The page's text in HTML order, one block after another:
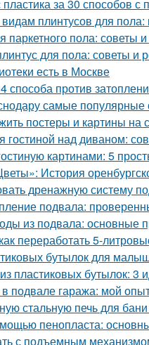
за 30 способов
плинтусов для
паркетного пола: советы
для пола: советы и
есть в Москве
способа против
самые популярные
постеры и картины на
гостиной над диваном:
картинами: 5
История
дренажную систему
подвала:
из подвала: основные
переработать 5-
бутылок для
пластиковых бутылок:
подвале гаража: мой
стальную печь для
пенопласта:
с подъемным